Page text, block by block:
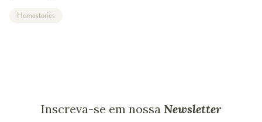
Homestories
Inscreva-se em nossa Newsletter